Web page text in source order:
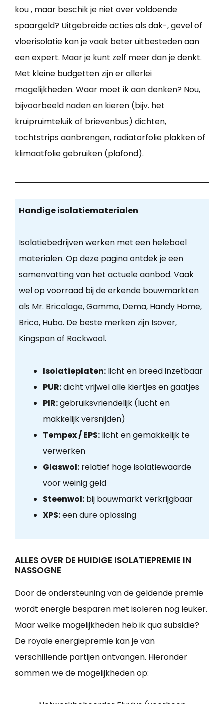
kou , maar beschik je niet over voldoende
spaargeld? Uitgebreide acties als dak-, gevel of
vloerisolatie kan je vaak beter uitbesteden aan
een expert. Maar je kunt zelf meer dan je denkt.
Met kleine budgetten zijn er allerlei
mogelijkheden. Waar moet ik aan denken? Nou,
bijvoorbeeld naden en kieren (bijv. het
kruipruimteluik of brievenbus) dichten,
tochtstrips aanbrengen, radiatorfolie plakken of
klimaatfolie gebruiken (plafond).
Handige isolatiematerialen
Isolatiebedrijven werken met een heleboel
materialen. Op deze pagina ontdek je een
samenvatting van het actuele aanbod. Vaak
wel op voorraad bij de erkende bouwmarkten
als Mr. Bricolage, Gamma, Dema, Handy Home,
Brico, Hubo. De beste merken zijn Isover,
Kingspan of Rockwool.
Isolatieplaten:licht en breed inzetbaar
PUR:dicht vrijwel alle kiertjes en gaatjes
PIR:gebruiksvriendelijk (lucht en
makkelijk versnijden)
Tempex / EPS:licht en gemakkelijk te
verwerken
Glaswol:relatief hoge isolatiewaarde
voor weinig geld
Steenwol:bij bouwmarkt verkrijgbaar
XPS:een dure oplossing
ALLES OVER DE HUIDIGE ISOLATIEPREMIE IN
NASSOGNE
Door de ondersteuning van de geldende premie
wordt energie besparen met isoleren nog leuker.
Maar welke mogelijkheden heb ik qua subsidie?
De royale energiepremie kan je van
verschillende partijen ontvangen. Hieronder
sommen we de mogelijkheden op: